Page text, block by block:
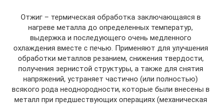
Отжиг – термическая обработка заключающаяся в
нагреве металла до определенных температур,
выдержка и последующего очень медленного
охлаждения вместе с печью. Применяют для улучшения
обработки металлов резанием, снижения твердости,
получения зернистой структуры, а также для снятия
напряжений, устраняет частично (или полностью)
всякого рода неоднородности, которые были внесены в
металл при предшествующих операциях (механическая